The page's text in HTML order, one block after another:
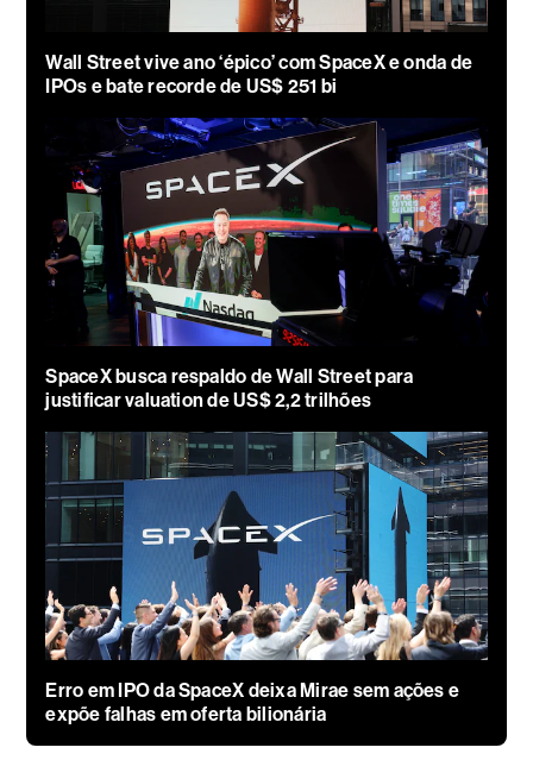
Wall Street vive ano ‘épico’ com SpaceX e onda de
IPOs e bate recorde de US$ 251 bi
SpaceX busca respaldo de Wall Street para
justificar valuation de US$ 2,2 trilhões
Erro em IPO da SpaceX deixa Mirae sem ações e
expõe falhas em oferta bilionária